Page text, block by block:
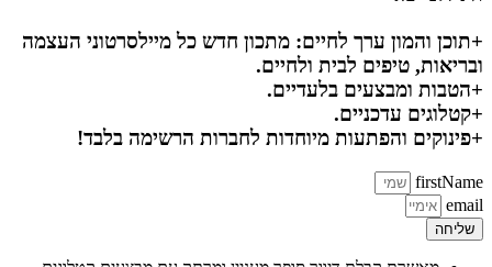
+תוכן והמון ערך לחיים: מתכון חדש כל מיילסרטוני העצמה
ובריאות, טיפים לבית ולחיים.
+הטבות ומבצעים בלעדיים.
+קטלוגים עדכניים.
+פינוקים והפתעות מיוחדות לחברות הרשימה בלבד!
firstName
email
שליחה